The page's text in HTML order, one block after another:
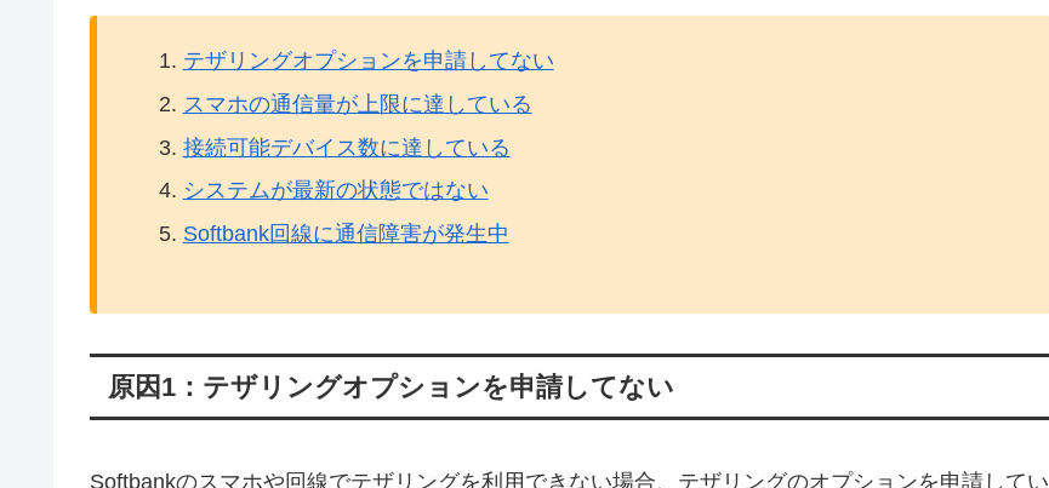
テザリングオプションを申請してない
スマホの通信量が上限に達している
接続可能デバイス数に達している
システムが最新の状態ではない
Softbank回線に通信障害が発生中
原因1：テザリングオプションを申請してない
Softbankのスマホや回線でテザリングを利用できない場合、テザリングのオプションを申請してい